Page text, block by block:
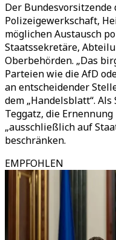
Der Bundesvorsitzende
Polizeigewerkschaft,
möglichen Austausch
Staatssekretäre,
Oberbehörden. „Das
Parteien wie die AfD
an entscheidender
dem „Handelsblatt“.
Teggatz, die
„ausschließlich auf
beschränken.
EMPFOHLEN